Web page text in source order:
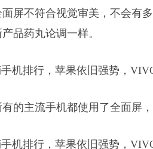
屏不符合视觉审美，不会有
品药丸论调一样。
的主流手机都使用了全面屏